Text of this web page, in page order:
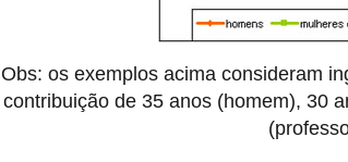
Obs: os exemplos acima consideram
contribuição de 35 anos (homem), 30